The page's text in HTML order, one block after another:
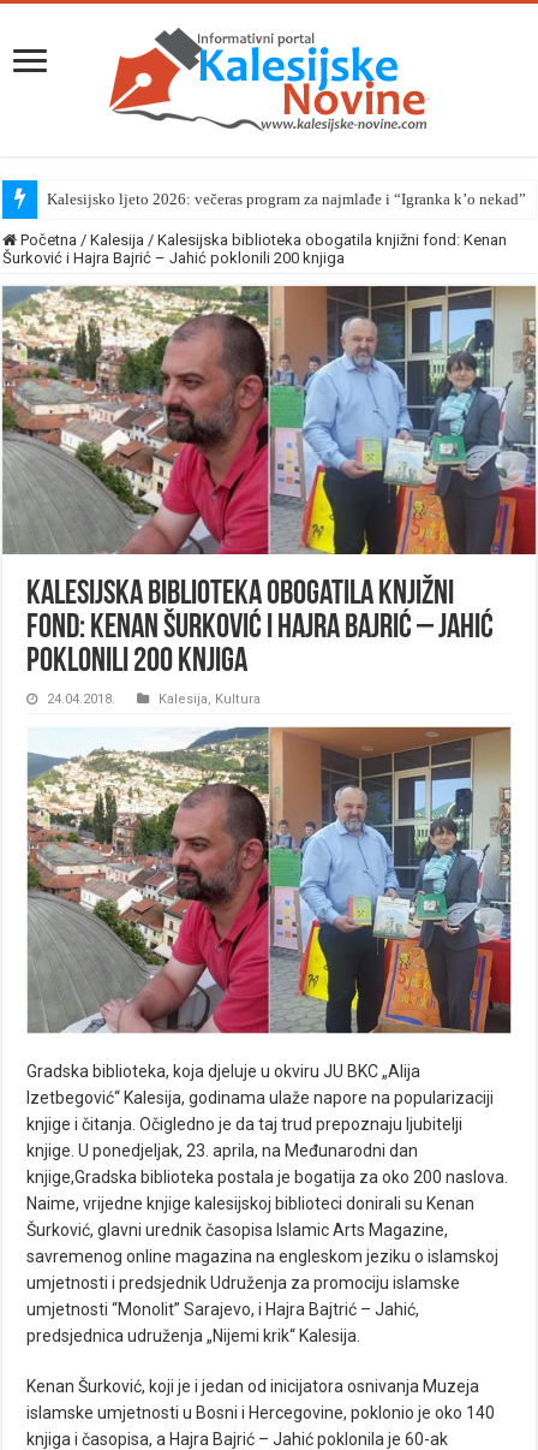
Kalesijsko ljeto 2026: večeras program za najmlađe i “Igranka k’o nekad”
Početna / Kalesija / Kalesijska biblioteka obogatila knjižni fond: Kenan
Šurković i Hajra Bajrić – Jahić poklonili 200 knjiga
Kalesijska biblioteka obogatila knjižni
fond: Kenan Šurković i Hajra Bajrić – Jahić
poklonili 200 knjiga
24.04.2018. Kalesija, Kultura
Gradska biblioteka, koja djeluje u okviru JU BKC „Alija
Izetbegović“ Kalesija, godinama ulaže napore na popularizaciji
knjige i čitanja. Očigledno je da taj trud prepoznaju ljubitelji
knjige. U ponedjeljak, 23. aprila, na Međunarodni dan
knjige,Gradska biblioteka postala je bogatija za oko 200 naslova.
Naime, vrijedne knjige kalesijskoj biblioteci donirali su Kenan
Šurković, glavni urednik časopisa Islamic Arts Magazine,
savremenog online magazina na engleskom jeziku o islamskoj
umjetnosti i predsjednik Udruženja za promociju islamske
umjetnosti “Monolit” Sarajevo, i Hajra Bajtrić – Jahić,
predsjednica udruženja „Nijemi krik“ Kalesija.
Kenan Šurković, koji je i jedan od inicijatora osnivanja Muzeja
islamske umjetnosti u Bosni i Hercegovine, poklonio je oko 140
knjiga i časopisa, a Hajra Bajrić – Jahić poklonila je 60-ak